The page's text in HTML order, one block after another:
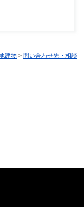
建物 > 問い合わせ先・相談